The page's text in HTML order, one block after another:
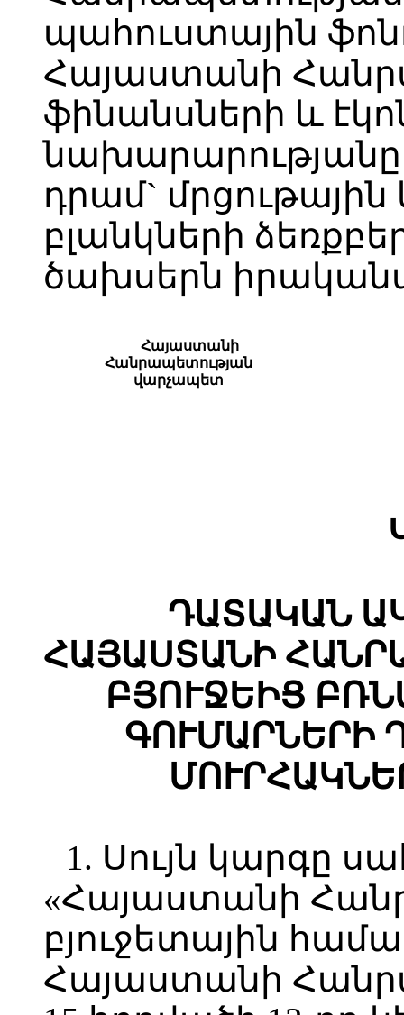
պահուստային
Հայաստանի
ֆինանսների և
նախարարությանը
դրամ`
բլանկների
ծախսերն
Հայաստանի
Հանրապետության
վարչապետ
ԴԱՏԱԿԱՆ
ՀԱՅԱՍՏԱՆԻ
ԲՅՈՒՋԵԻՑ
ԳՈՒՄԱՐՆԵՐԻ
1. Սույն կարգը
«Հայաստանի
բյուջետային
Հայաստանի